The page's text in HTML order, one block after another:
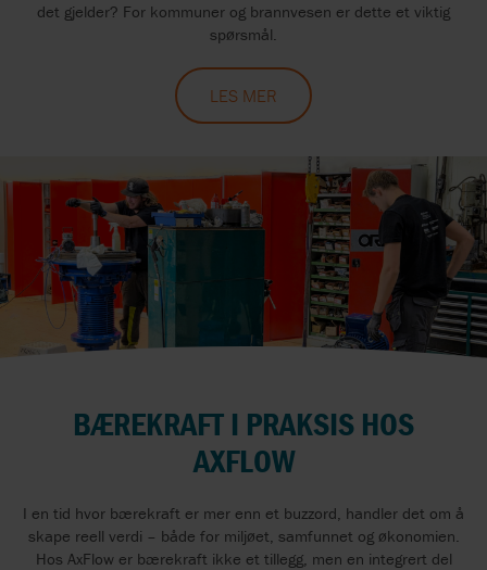
det gjelder? For kommuner og brannvesen er dette et viktig
spørsmål.
LES MER
BÆREKRAFT I PRAKSIS HOS
AXFLOW
I en tid hvor bærekraft er mer enn et buzzord, handler det om å
skape reell verdi – både for miljøet, samfunnet og økonomien.
Hos AxFlow er bærekraft ikke et tillegg, men en integrert del